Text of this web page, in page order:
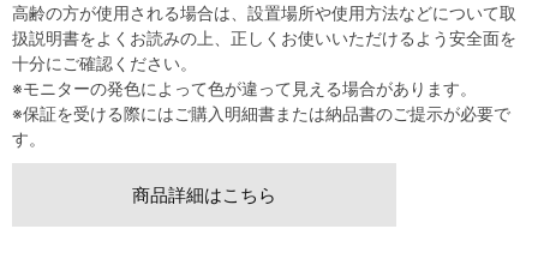
高齢の方が使用される場合は、設置場所や使用方法などについて取
扱説明書をよくお読みの上、正しくお使いいただけるよう安全面を
十分にご確認ください。
※モニターの発色によって色が違って見える場合があります。
※保証を受ける際にはご購入明細書または納品書のご提示が必要で
す。
商品詳細はこちら